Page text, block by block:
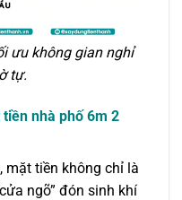
ưu không gian nghỉ
tự.
nhà phố 6m 2
mặt tiền không chỉ là
ngõ” đón sinh khí